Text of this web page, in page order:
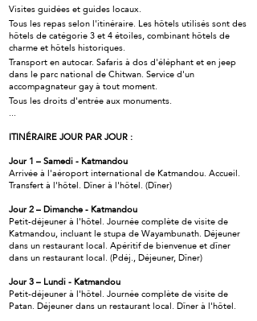
Visites guidées et guides locaux.
Tous les repas selon l'itinéraire. Les hôtels utilisés sont des
hôtels de catégorie 3 et 4 étoiles, combinant hôtels de
charme et hôtels historiques.
Transport en autocar. Safaris à dos d'éléphant et en jeep
dans le parc national de Chitwan. Service d'un
accompagnateur gay à tout moment.
Tous les droits d'entrée aux monuments.
...
ITINÉRAIRE JOUR PAR JOUR :
Jour 1 – Samedi - Katmandou
Arrivée à l'aéroport international de Katmandou. Accueil.
Transfert à l'hôtel. Dîner à l'hôtel. (Dîner)
Jour 2 – Dimanche - Katmandou
Petit-déjeuner à l'hôtel. Journée complète de visite de
Katmandou, incluant le stupa de Wayambunath. Déjeuner
dans un restaurant local. Apéritif de bienvenue et dîner
dans un restaurant local. (Pdéj., Déjeuner, Dîner)
Jour 3 – Lundi - Katmandou
Petit-déjeuner à l'hôtel. Journée complète de visite de
Patan. Déjeuner dans un restaurant local. Dîner à l'hôtel.